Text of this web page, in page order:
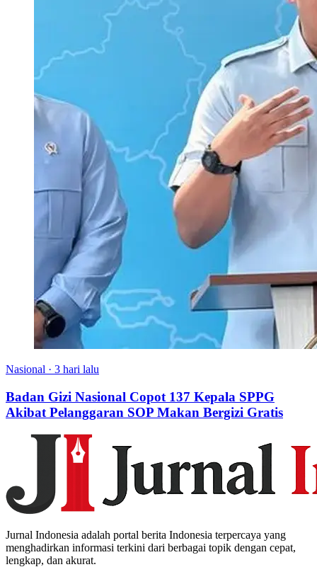
Nasional · 3 hari lalu
Badan Gizi Nasional Copot 137 Kepala SPPG
Akibat Pelanggaran SOP Makan Bergizi Gratis
Jurnal Indonesia adalah portal berita Indonesia terpercaya yang
menghadirkan informasi terkini dari berbagai topik dengan cepat,
lengkap, dan akurat.